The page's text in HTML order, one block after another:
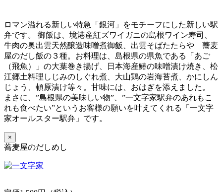
ロマン溢れる新しい特急「銀河」をモチーフにした新しい駅
弁です。 御飯は、境港産紅ズワイガニの島根ワイン寿司、
牛肉の奥出雲天然醸造味噌煮御飯、出雲そばたたらや 蕎麦
屋のだし飯の３種。お料理は、島根県の県魚である「あご
（飛魚）」の大葉巻き揚げ、日本海産鰆の味噌漬け焼き、松
江郷土料理しじみのしぐれ煮、大山鶏の岩海苔煮、かにしん
じょう、頓原漬け等々。甘味には、おはぎを添えました。
まさに、”島根県の美味しい物”、”一文字家駅弁のあれもこ
れも食べたい”というお客様の願いを叶えてくれる「一文字
家オールスター駅弁」です。
×
蕎麦屋のだしめし